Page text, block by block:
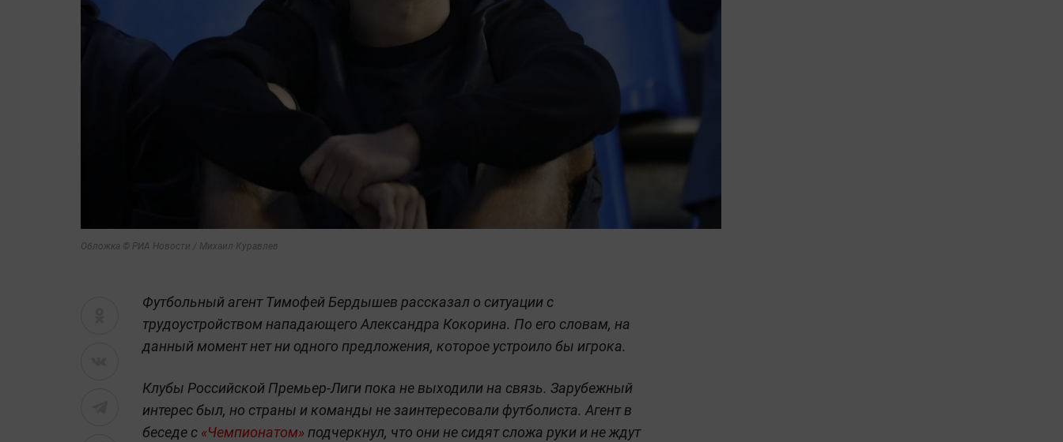
Обложка © РИА Новости / Михаил Куравлев
Футбольный агент Тимофей Бердышев рассказал о ситуации с
трудоустройством нападающего Александра Кокорина. По его словам, на
данный момент нет ни одного предложения, которое устроило бы игрока.
Клубы Российской Премьер-Лиги пока не выходили на связь. Зарубежный
интерес был, но страны и команды не заинтересовали футболиста. Агент в
беседе с «Чемпионатом»подчеркнул, что они не сидят сложа руки и не ждут